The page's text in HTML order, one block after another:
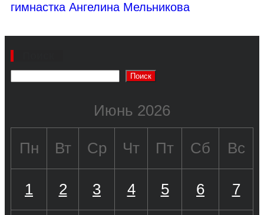
гимнастка Ангелина Мельникова
Поиск
Июнь 2026
Пн Вт Ср Чт Пт Сб Вс
1 2 3 4 5 6 7